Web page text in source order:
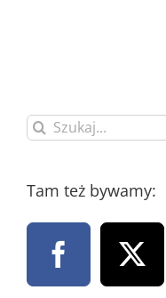
Szukaj
Tam też bywamy: